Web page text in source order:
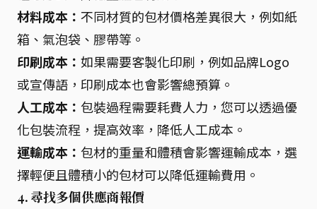
材料成本： 不同材質的包材價格差異很大，例如紙
箱、氣泡袋、膠帶等。
印刷成本： 如果需要客製化印刷，例如品牌Logo
或宣傳語，印刷成本也會影響總預算。
人工成本： 包裝過程需要耗費人力，您可以透過優
化包裝流程，提高效率，降低人工成本。
運輸成本： 包材的重量和體積會影響運輸成本，選
擇輕便且體積小的包材可以降低運輸費用。
4. 尋找多個供應商報價